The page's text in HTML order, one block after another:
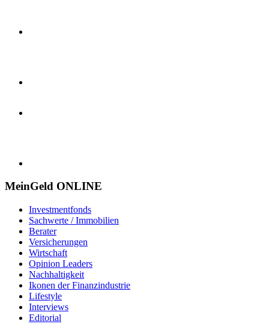
MeinGeld ONLINE
Investmentfonds
Sachwerte / Immobilien
Berater
Versicherungen
Wirtschaft
Opinion Leaders
Nachhaltigkeit
Ikonen der Finanzindustrie
Lifestyle
Interviews
Editorial